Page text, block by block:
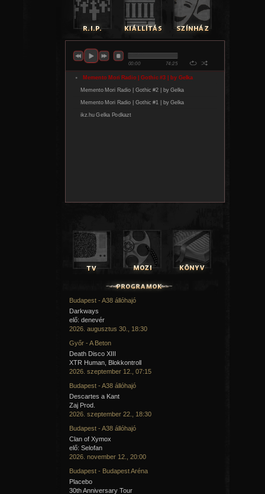
Budapest - A38 állóhajó
Darkways
elő: denevér
2026. augusztus 30., 18:30
Győr - A Beton
Death Disco XIII
XTR Human, Blokkontroll
2026. szeptember 12., 07:15
Budapest - A38 állóhajó
Descartes a Kant
Zaj Prod.
2026. szeptember 22., 18:30
Budapest - A38 állóhajó
Clan of Xymox
elő: Selofan
2026. november 12., 20:00
Budapest - Budapest Aréna
Placebo
30th Anniversary Tour